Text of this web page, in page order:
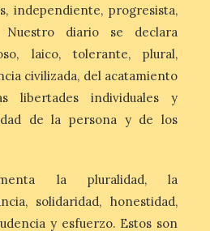
de
16 de
Mayor.
el próximo
23:00 horas,
Salón de Plenos
La Bañeza ha
presentación
independiente, progresista,
diario se declara
laico, tolerante, plural,
civilizada, del acatamiento
libertades individuales y
de la persona y de los
la pluralidad, la
solidaridad, honestidad,
y esfuerzo. Estos son